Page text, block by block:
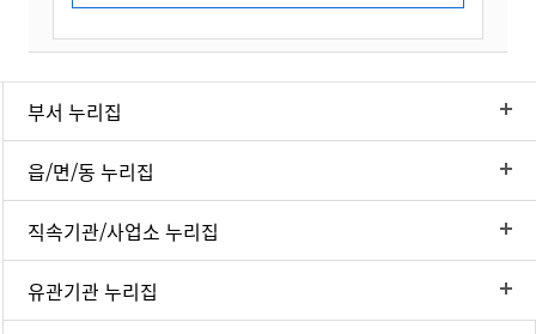
부서 누리집
읍/면/동 누리집
직속기관/사업소 누리집
유관기관 누리집